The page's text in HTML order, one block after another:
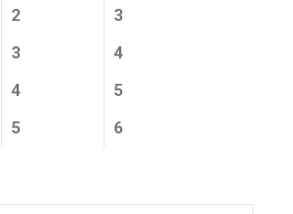
2
3
3
4
4
5
5 6